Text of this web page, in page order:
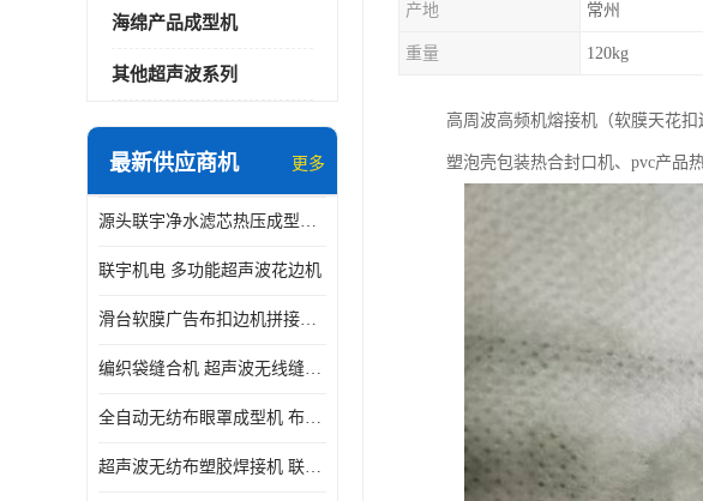
海绵产品成型机
其他超声波系列
最新供应商机 更多
源头联宇净水滤芯热压成型机器 超声波大功率封边机
联宇机电 多功能超声波花边机
滑台软膜广告布扣边机拼接机用于焊接热合拼接作用
编织袋缝合机 超声波无线缝合机 厂家现货供应
全自动无纺布眼罩成型机 布料海绵眼罩热合切边机
超声波无纺布塑胶焊接机 联宇制造
产地 常州
重量 120kg
高周波高频机熔接机（软膜天花
塑泡壳包装热合封口机、pvc产品